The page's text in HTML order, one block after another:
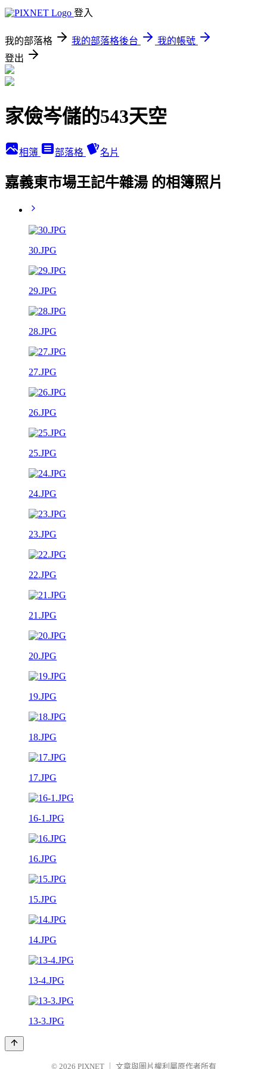
登入
我的部落格 我的部落格後台
我的帳號
登出
家儉岑儲的543天空
相簿 部落格 名片
嘉義東市場王記牛雜湯 的相簿照片
30.JPG
29.JPG
28.JPG
27.JPG
26.JPG
25.JPG
24.JPG
23.JPG
22.JPG
21.JPG
20.JPG
19.JPG
18.JPG
17.JPG
16-1.JPG
16.JPG
15.JPG
14.JPG
13-4.JPG
13-3.JPG
© 2026 PIXNET 文章與圖片權利屬原作者所有